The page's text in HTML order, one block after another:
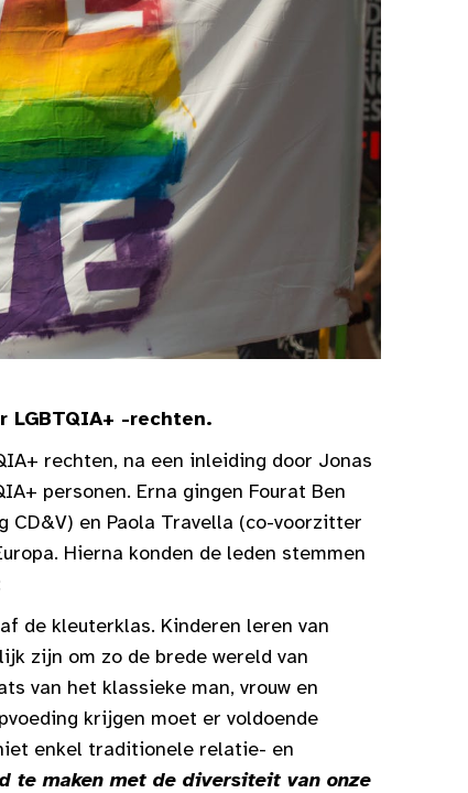
LGBTQIA+ -rechten.
rechten, na een inleiding door Jonas
personen. Erna gingen Fourat Ben
CD&V) en Paola Travella (co-voorzitter
Hierna konden de leden stemmen
de kleuterklas. Kinderen leren van
zijn om zo de brede wereld van
van het klassieke man, vrouw en
krijgen moet er voldoende
enkel traditionele relatie- en
te maken met de diversiteit van onze